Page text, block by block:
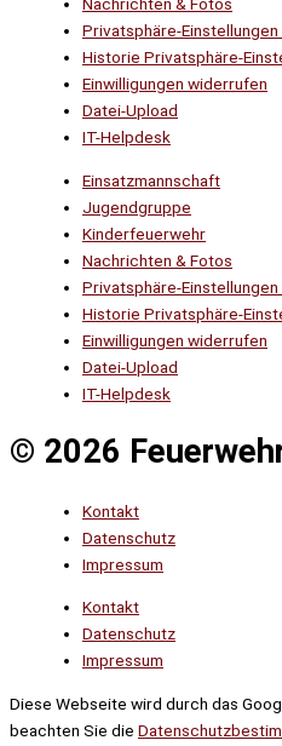
Nachrichten & Fotos
Privatsphäre-Einstellungen
Historie Privatsphäre-
Einwilligungen widerrufen
Datei-Upload
IT-Helpdesk
Einsatzmannschaft
Jugendgruppe
Kinderfeuerwehr
Nachrichten & Fotos
Privatsphäre-Einstellungen
Historie Privatsphäre-
Einwilligungen widerrufen
Datei-Upload
IT-Helpdesk
© 2026
Kontakt
Datenschutz
Impressum
Kontakt
Datenschutz
Impressum
Diese Webseite wird durch das
beachten Sie die